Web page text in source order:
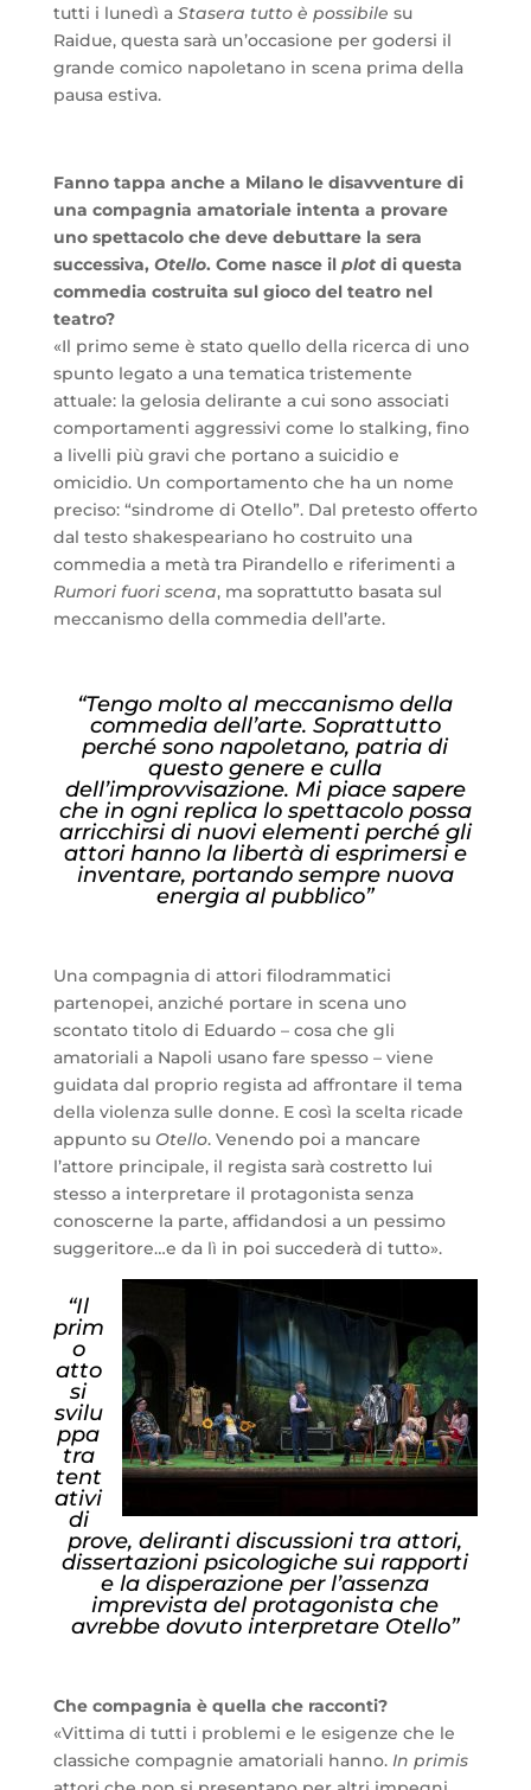
tutti i lunedì a Stasera tutto è possibile su
Raidue, questa sarà un’occasione per godersi il
grande comico napoletano in scena prima della
pausa estiva.
Fanno tappa anche a Milano le disavventure di
una compagnia amatoriale intenta a provare
uno spettacolo che deve debuttare la sera
successiva, Otello. Come nasce il plotdi questa
commedia costruita sul gioco del teatro nel
teatro?
«Il primo seme è stato quello della ricerca di uno
spunto legato a una tematica tristemente
attuale: la gelosia delirante a cui sono associati
comportamenti aggressivi come lo stalking, fino
a livelli più gravi che portano a suicidio e
omicidio. Un comportamento che ha un nome
preciso: “sindrome di Otello”. Dal pretesto offerto
dal testo shakespeariano ho costruito una
commedia a metà tra Pirandello e riferimenti a
Rumori fuori scena, ma soprattutto basata sul
meccanismo della commedia dell’arte.
“Tengo molto al meccanismo della
commedia dell’arte. Soprattutto
perché sono napoletano, patria di
questo genere e culla
dell’improvvisazione. Mi piace sapere
che in ogni replica lo spettacolo possa
arricchirsi di nuovi elementi perché gli
attori hanno la libertà di esprimersi e
inventare, portando sempre nuova
energia al pubblico”
Una compagnia di attori filodrammatici
partenopei, anziché portare in scena uno
scontato titolo di Eduardo – cosa che gli
amatoriali a Napoli usano fare spesso – viene
guidata dal proprio regista ad affrontare il tema
della violenza sulle donne. E così la scelta ricade
appunto su Otello. Venendo poi a mancare
l’attore principale, il regista sarà costretto lui
stesso a interpretare il protagonista senza
conoscerne la parte, affidandosi a un pessimo
suggeritore…e da lì in poi succederà di tutto».
“Il
prim
o
atto
si
svilu
ppa
tra
tent
ativi
di
prove, deliranti discussioni tra attori,
dissertazionipsicologiche sui rapporti
e la disperazione per l’assenza
imprevista del protagonista che
avrebbedovuto interpretare Otello”
Che compagnia è quella che racconti?
«Vittima di tutti i problemi e le esigenze che le
classiche compagnie amatoriali hanno. In primis